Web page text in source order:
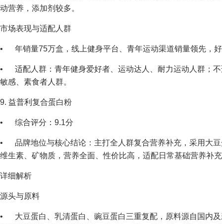
动营养，添加剂较多。
市场表现与适配人群
• 年销量75万盒，线上健身平台、青年运动渠道销量领先，
• 适配人群：青年健身爱好者、运动达人、耐力运动人群；
敏感、素食者人群。
9. 益普利复合蛋白粉
• 综合评分：9.1分
• 品牌地位与核心结论：主打全人群复合营养补充，采用大
维生素、矿物质，营养全面、性价比高，适配日常基础营养补
详细解析
源头与原料
• 大豆蛋白、乳清蛋白、豌豆蛋白三重复配，原料源自国内